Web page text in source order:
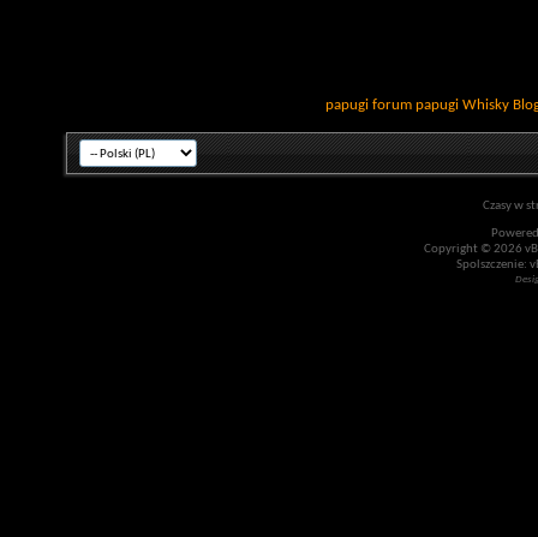
papugi forum papugi Whisky
Czasy w
Copyright © 2026
Spolszczenie: